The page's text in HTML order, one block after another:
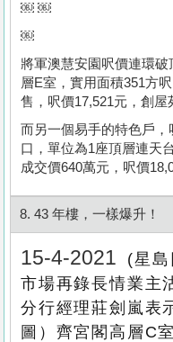
￼ ￼
￼
將軍澳慧安園呎價連環
層E室，實用面積351方
售，呎價17,521元，創屋
而另一個易手的特色戶
口，單位為1座頂層連天
成交價640萬元，呎價
8. 43 年樓，一樣爆升！
15-4-2021
(星島
市場再錄長情業主
分行經理莊劍嵐表
圖）齊宮閣高層C